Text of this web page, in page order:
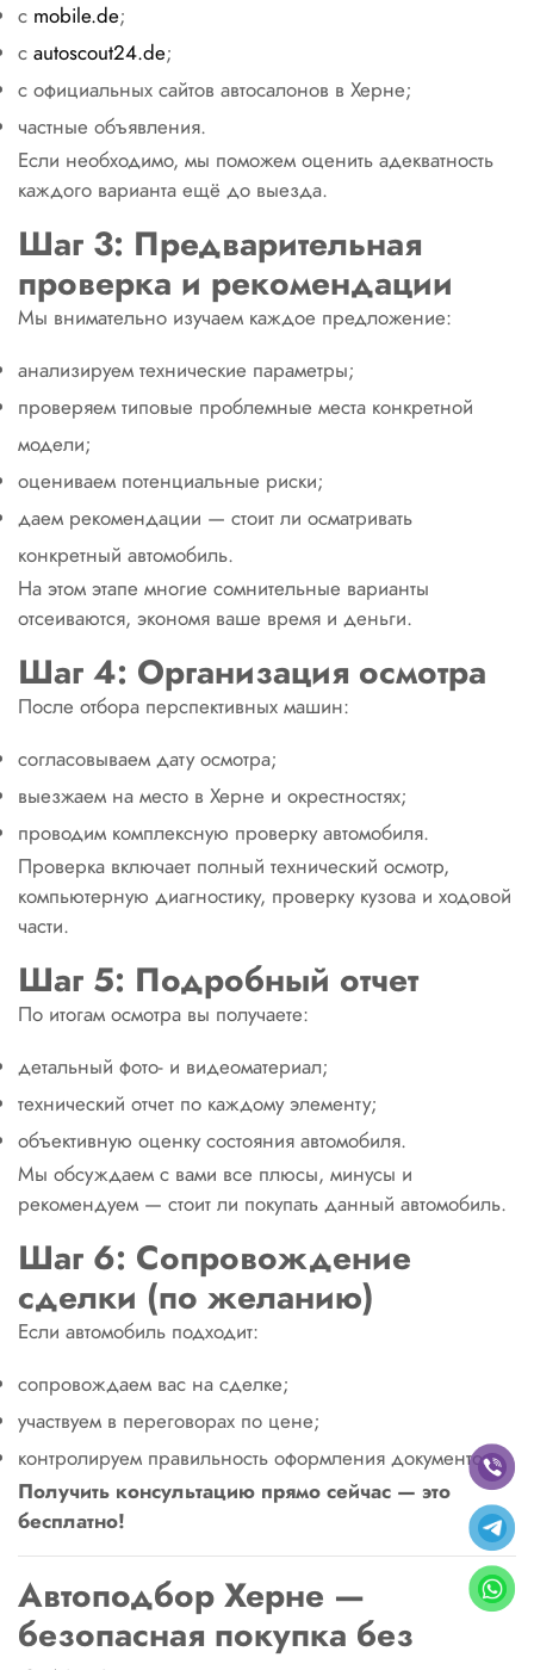
с mobile.de;
с autoscout24.de;
с официальных сайтов автосалонов в Херне;
частные объявления.
Если необходимо, мы поможем оценить адекватность
каждого варианта ещё до выезда.
Шаг 3: Предварительная
проверка и рекомендации
Мы внимательно изучаем каждое предложение:
анализируем технические параметры;
проверяем типовые проблемные места конкретной
модели;
оцениваем потенциальные риски;
даем рекомендации — стоит ли осматривать
конкретный автомобиль.
На этом этапе многие сомнительные варианты
отсеиваются, экономя ваше время и деньги.
Шаг 4: Организация осмотра
После отбора перспективных машин:
согласовываем дату осмотра;
выезжаем на место в Херне и окрестностях;
проводим комплексную проверку автомобиля.
Проверка включает полный технический осмотр,
компьютерную диагностику, проверку кузова и ходовой
части.
Шаг 5: Подробный отчет
По итогам осмотра вы получаете:
детальный фото- и видеоматериал;
технический отчет по каждому элементу;
объективную оценку состояния автомобиля.
Мы обсуждаем с вами все плюсы, минусы и
рекомендуем — стоит ли покупать данный автомобиль.
Шаг 6: Сопровождение
сделки (по желанию)
Если автомобиль подходит:
сопровождаем вас на сделке;
участвуем в переговорах по цене;
контролируем правильность оформления документов.
Получить консультацию прямо сейчас — это
бесплатно!
Автоподбор Херне —
безопасная покупка без